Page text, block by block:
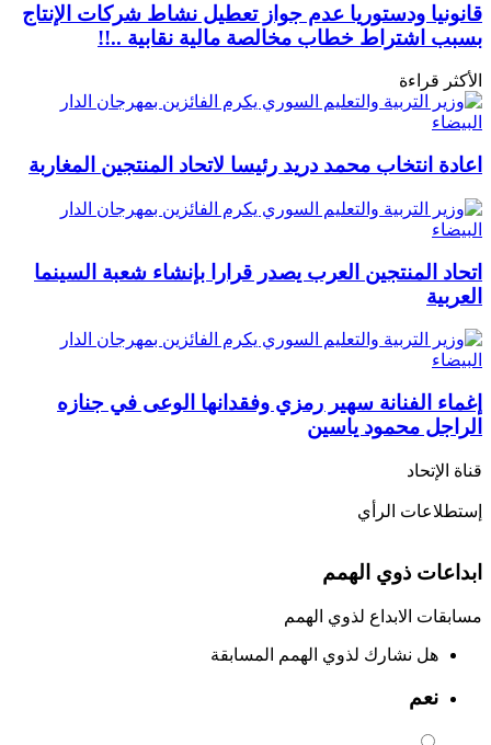
قانونيا ودستوريا عدم جواز تعطيل نشاط شركات الإنتاج
بسبب اشتراط خطاب مخالصة مالية نقابية ..!!
الأكثر قراءة
اعادة انتخاب محمد دريد رئيسا لاتحاد المنتجين المغاربة
اتحاد المنتجين العرب يصدر قرارا بإنشاء شعبة السينما
العربية
إغماء الفنانة سهير رمزي وفقدانها الوعى في جنازه
الراجل محمود ياسين
قناة الإتحاد
إستطلاعات الرأي
ابداعات ذوي الهمم
مسابقات الابداع لذوي الهمم
هل نشارك لذوي الهمم المسابقة
نعم